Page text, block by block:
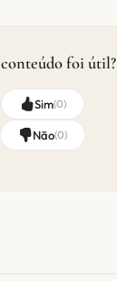
conteúdo foi útil?
Sim(0)
Não(0)